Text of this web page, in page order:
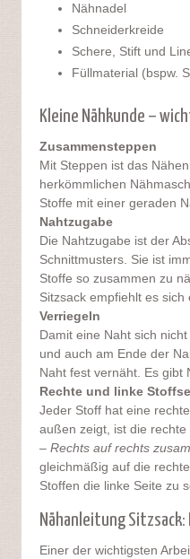
Nähnadel
Schneiderkreide
Schere, Stift und
Füllmaterial (bspw.
Kleine Nähkunde –
Zusammensteppen
Mit Steppen ist das
herkömmlichen
Stoffe mit einer geraden
Nahtzugabe
Die Nahtzugabe ist der
Schnittmusters. Sie ist
Stoffe so zusammen zu
Sitzsack empfiehlt es
Verriegeln
Damit eine Naht sich
und auch am Ende der
Naht fest vernäht. Es gibt
Rechte und linke
Jeder Stoff hat eine
außen zeigt, ist die
– Rechts auf rechts
gleichmäßig auf die
Stoffen die linke Seite zu
Nähanleitung Sitzsack:
Einer der wichtigsten